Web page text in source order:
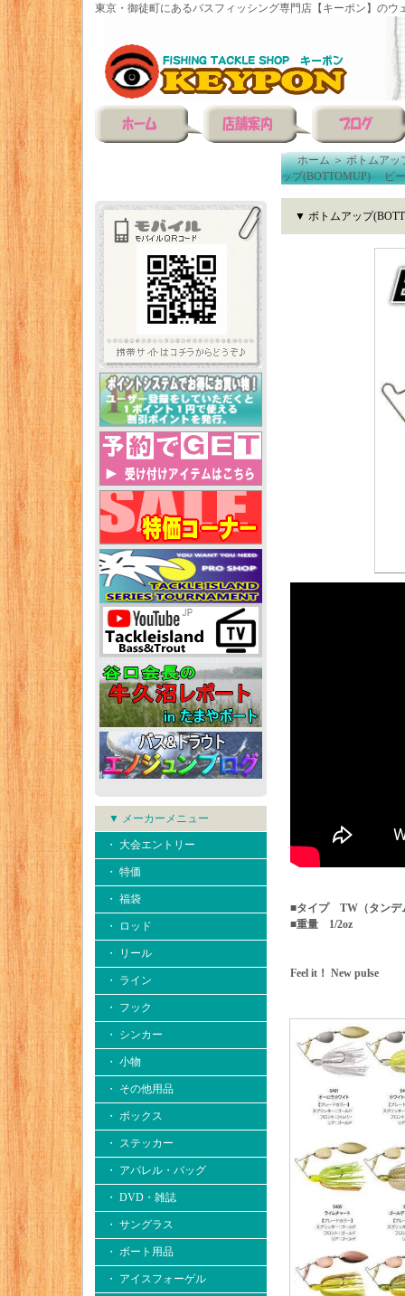
東京・御徒町にあるバスフィッシング専門店【キーポン】のウ
▼ メーカーメニュー
・ 大会エントリー
・ 特価
・ 福袋
・ ロッド
・ リール
・ ライン
・ フック
・ シンカー
・ 小物
・ その他用品
・ ボックス
・ ステッカー
・ アパレル・バッグ
・ DVD・雑誌
・ サングラス
・ ボート用品
・ アイスフォーゲル
ホーム＞ボトムアッ
ップ(BOTTOMUP) ビー
▼ ボトムアップ
■タイプ TW（タンデ
■重量 1/2oz
Feel it！ New pulse